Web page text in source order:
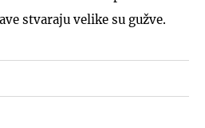
stvaraju velike su gužve.